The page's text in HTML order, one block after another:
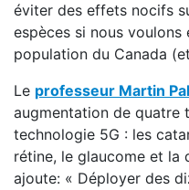
éviter des effets nocifs
espèces si nous
population du Canada
Le professeur Martin
augmentation de quatre
technologie 5G : les
rétine, le glaucome et la
ajoute: « Déployer des